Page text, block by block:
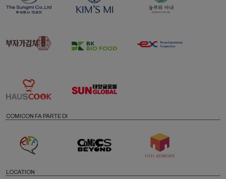
COMICON FA PARTE DI
LOCATION